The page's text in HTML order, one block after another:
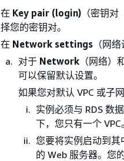
在 Key pair (login) （密钥
择您的密钥对。
在 Network settings （网
对于 Network （网络）
可以保留默认设置。
如果您对默认 VPC 或子
实例必须与 RDS 数
下，您只有一个 VPC。
您要将实例启动到其
的 Web 服务器。您